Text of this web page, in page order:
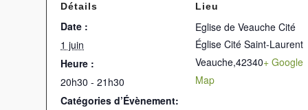
Détails
Date :
1 juin
Heure :
20h30 - 21h30
Catégories d’Évènement:
Lieu
Eglise de Veauche Cité
Église Cité Saint-Laurent
Veauche,42340+ Google
Map